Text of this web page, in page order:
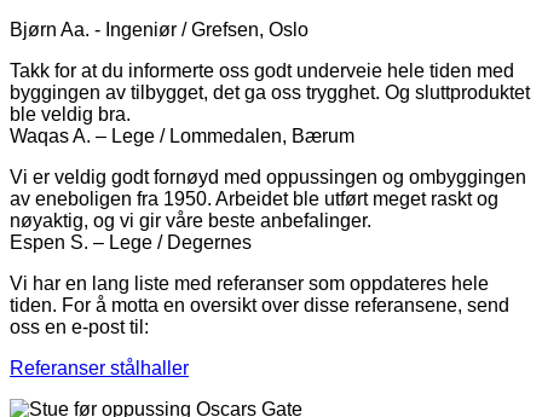
Bjørn Aa. - Ingeniør / Grefsen, Oslo
Takk for at du informerte oss godt underveie hele tiden med
byggingen av tilbygget, det ga oss trygghet. Og sluttproduktet
ble veldig bra.
Waqas A. – Lege / Lommedalen, Bærum
Vi er veldig godt fornøyd med oppussingen og ombyggingen
av eneboligen fra 1950. Arbeidet ble utført meget raskt og
nøyaktig, og vi gir våre beste anbefalinger.
Espen S. – Lege / Degernes
Vi har en lang liste med referanser som oppdateres hele
tiden. For å motta en oversikt over disse referansene, send
oss en e-post til:
Referanser stålhaller